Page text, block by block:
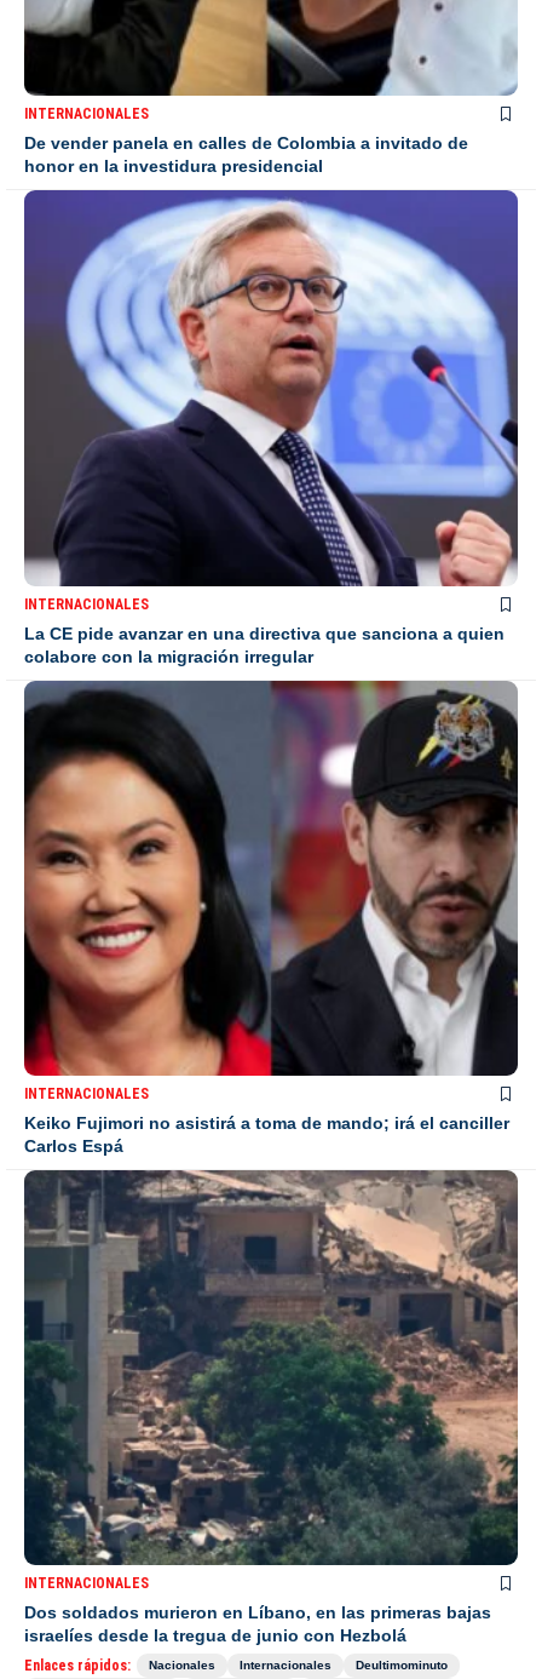
INTERNACIONALES
De vender panela en calles de Colombia a invitado de
honor en la investidura presidencial
INTERNACIONALES
La CE pide avanzar en una directiva que sanciona a quien
colabore con la migración irregular
INTERNACIONALES
Keiko Fujimori no asistirá a toma de mando; irá el canciller
Carlos Espá
INTERNACIONALES
Dos soldados murieron en Líbano, en las primeras bajas
israelíes desde la tregua de junio con Hezbolá
Enlaces rápidos: Nacionales Internacionales
Deultimominuto